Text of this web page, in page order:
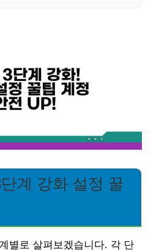
계 강화 설정 꿀
별로 살펴보겠습니다. 각 단